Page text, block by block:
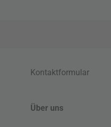
Kontaktformular
Über uns